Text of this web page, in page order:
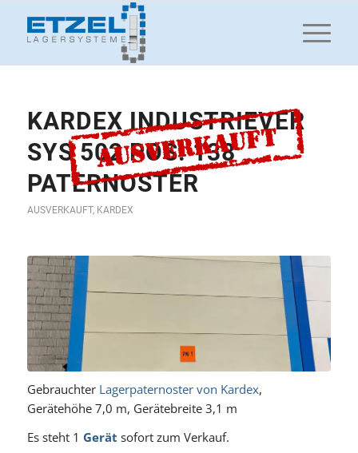
KARDEX INDUSTRIEVER
SYS 502 POS. 138
PATERNOSTER
AUSVERKAUFT, KARDEX
Gebrauchter Lagerpaternoster von Kardex,
Gerätehöhe 7,0 m, Gerätebreite 3,1 m
Es steht 1 Gerät sofort zum Verkauf.